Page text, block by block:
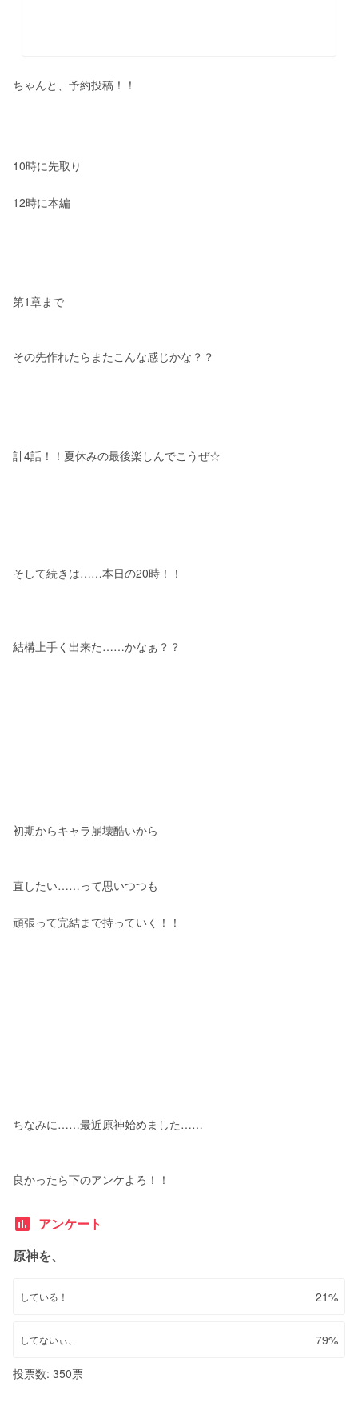
ちゃんと、予約投稿！！
10時に先取り
12時に本編
第1章まで
その先作れたらまたこんな感じかな？？
計4話！！夏休みの最後楽しんでこうぜ☆
そして続きは……本日の20時！！
結構上手く出来た……かなぁ？？
初期からキャラ崩壊酷いから
直したい……って思いつつも
頑張って完結まで持っていく！！
ちなみに……最近原神始めました……
良かったら下のアンケよろ！！
poll アンケート
原神を、
している！ 21%
してないぃ、 79%
投票数: 350票